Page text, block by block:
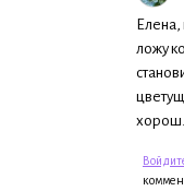
ложу
хорош.